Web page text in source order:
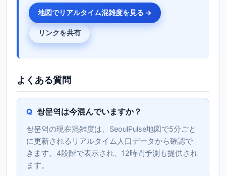
地図でリアルタイム混雑度を見る →
リンクを共有
よくある質問
쌍문역は今混んでいますか？
쌍문역の現在混雑度は、SeoulPulse地図で5分ごと
に更新されるリアルタイム人口データから確認で
きます。4段階で表示され、12時間予測も提供され
ます。